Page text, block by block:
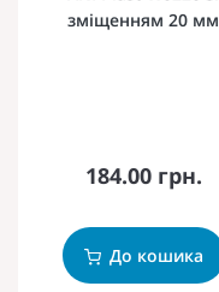
зміщенням 20 мм
184.00 грн.
До кошика